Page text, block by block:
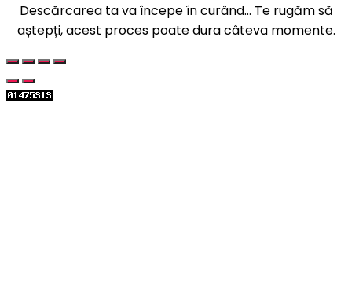
Descărcarea ta va începe în curând... Te rugăm să
aștepți, acest proces poate dura câteva momente.